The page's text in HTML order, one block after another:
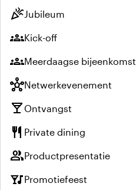
celebrationJubileum
groupsKick-off
groupsMeerdaagse bijeenkomst
hubNetwerkevenement
local_bar Ontvangst
restaurant Private dining
groupProductpresentatie
nightlifePromotiefeest